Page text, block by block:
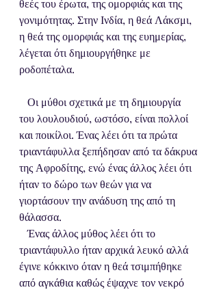
γονιμότητας. Στην Ινδία, η θεά Λάκσμι,
η θεά της ομορφιάς και της ευημερίας,
λέγεται ότι δημιουργήθηκε με
ροδοπέταλα.
του λουλουδιού, ωστόσο, είναι πολλοί
και ποικίλοι. Ένας λέει ότι τα πρώτα
τριαντάφυλλα ξεπήδησαν από τα δάκρυα
της Αφροδίτης, ενώ ένας άλλος λέει ότι
ήταν το δώρο των θεών για να
γιορτάσουν την ανάδυση της από τη
θάλασσα.
   Ένας άλλος μύθος λέει ότι το
τριαντάφυλλο ήταν αρχικά λευκό αλλά
έγινε κόκκινο όταν η θεά τσιμπήθηκε
από αγκάθια καθώς έψαχνε τον νεκρό